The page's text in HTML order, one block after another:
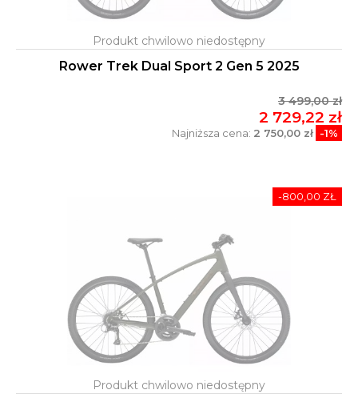
Rower Trek Dual Sport 2 Gen 5 2025
3 499,00 zł
2 729,22 zł
Najniższa cena: 2 750,00 zł -1%
-800,00 ZŁ